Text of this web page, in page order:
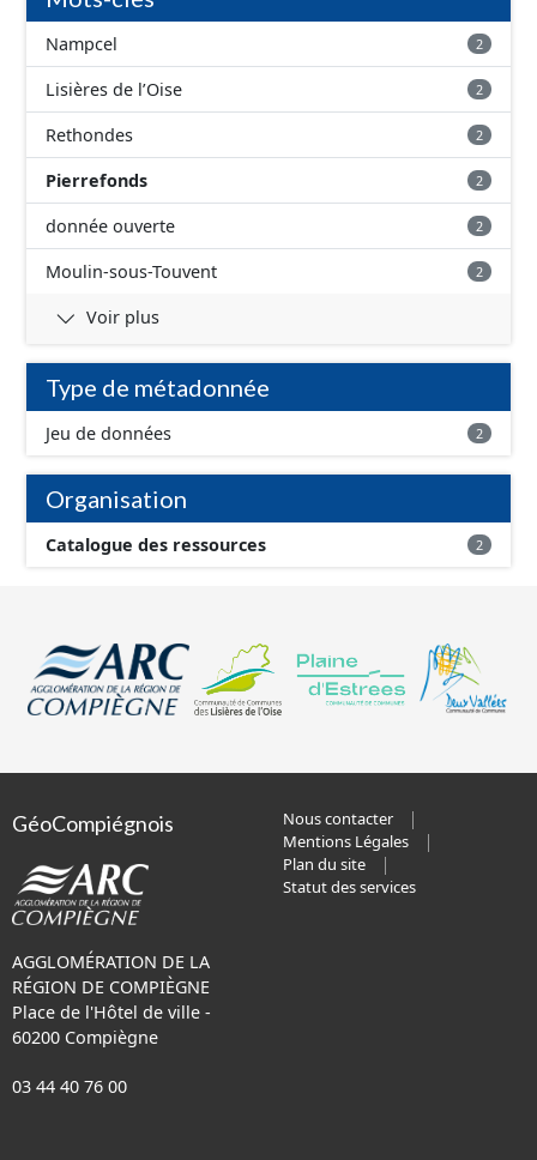
Nampcel 2
Lisières de l’Oise 2
Rethondes 2
Pierrefonds 2
donnée ouverte 2
Moulin-sous-Touvent 2
Voir plus
Type de métadonnée
Jeu de données 2
Organisation
Catalogue des ressources 2
GéoCompiégnois
AGGLOMÉRATION DE LA
RÉGION DE COMPIÈGNE
Place de l'Hôtel de ville -
60200 Compiègne
03 44 40 76 00
Nous contacter
Mentions Légales
Plan du site
Statut des services